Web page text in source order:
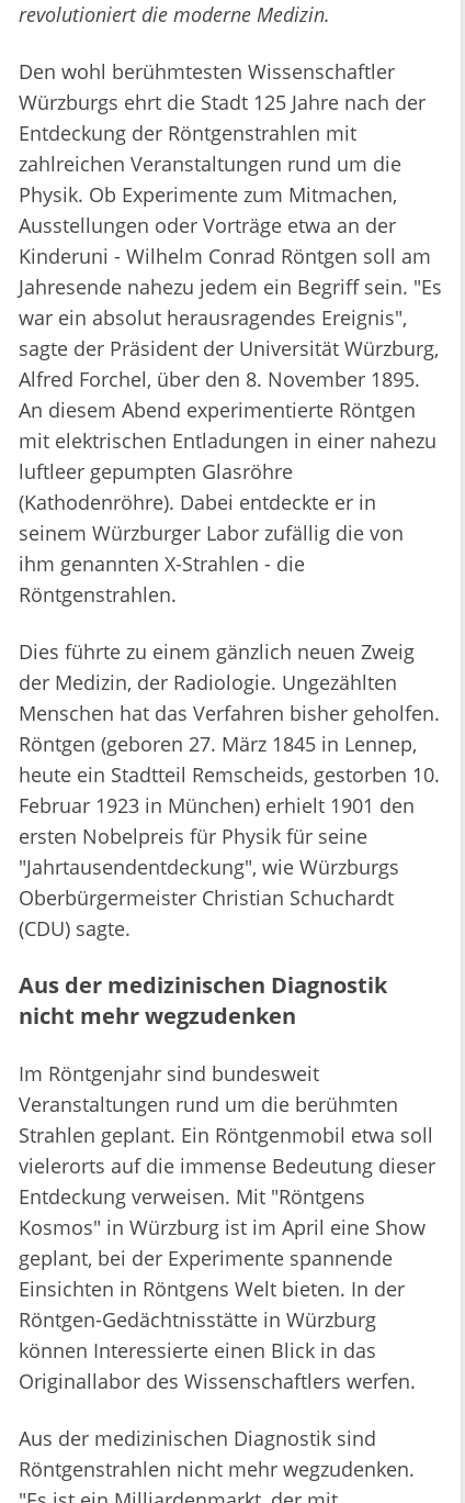
revolutioniert die moderne Medizin.
Den wohl berühmtesten Wissenschaftler
Würzburgs ehrt die Stadt 125 Jahre nach der
Entdeckung der Röntgenstrahlen mit
zahlreichen Veranstaltungen rund um die
Physik. Ob Experimente zum Mitmachen,
Ausstellungen oder Vorträge etwa an der
Kinderuni - Wilhelm Conrad Röntgen soll am
Jahresende nahezu jedem ein Begriff sein. "Es
war ein absolut herausragendes Ereignis",
sagte der Präsident der Universität Würzburg,
Alfred Forchel, über den 8. November 1895.
An diesem Abend experimentierte Röntgen
mit elektrischen Entladungen in einer nahezu
luftleer gepumpten Glasröhre
(Kathodenröhre). Dabei entdeckte er in
seinem Würzburger Labor zufällig die von
ihm genannten X-Strahlen - die
Röntgenstrahlen.
Dies führte zu einem gänzlich neuen Zweig
der Medizin, der Radiologie. Ungezählten
Menschen hat das Verfahren bisher geholfen.
Röntgen (geboren 27. März 1845 in Lennep,
heute ein Stadtteil Remscheids, gestorben 10.
Februar 1923 in München) erhielt 1901 den
ersten Nobelpreis für Physik für seine
"Jahrtausendentdeckung", wie Würzburgs
Oberbürgermeister Christian Schuchardt
(CDU) sagte.
Aus der medizinischen Diagnostik
nicht mehr wegzudenken
Im Röntgenjahr sind bundesweit
Veranstaltungen rund um die berühmten
Strahlen geplant. Ein Röntgenmobil etwa soll
vielerorts auf die immense Bedeutung dieser
Entdeckung verweisen. Mit "Röntgens
Kosmos" in Würzburg ist im April eine Show
geplant, bei der Experimente spannende
Einsichten in Röntgens Welt bieten. In der
Röntgen-Gedächtnisstätte in Würzburg
können Interessierte einen Blick in das
Originallabor des Wissenschaftlers werfen.
Aus der medizinischen Diagnostik sind
Röntgenstrahlen nicht mehr wegzudenken.